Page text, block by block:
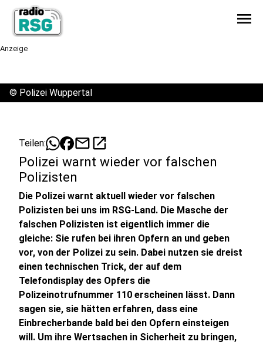
menu
Anzeige
© Polizei Wuppertal
Teilen: mailopen_in_new
Polizei warnt wieder vor falschen
Polizisten
Die Polizei warnt aktuell wieder vor falschen
Polizisten bei uns im RSG-Land. Die Masche der
falschen Polizisten ist eigentlich immer die
gleiche: Sie rufen bei ihren Opfern an und geben
vor, von der Polizei zu sein. Dabei nutzen sie dreist
einen technischen Trick, der auf dem
Telefondisplay des Opfers die
Polizeinotrufnummer 110 erscheinen lässt. Dann
sagen sie, sie hätten erfahren, dass eine
Einbrecherbande bald bei den Opfern einsteigen
will. Um ihre Wertsachen in Sicherheit zu bringen,